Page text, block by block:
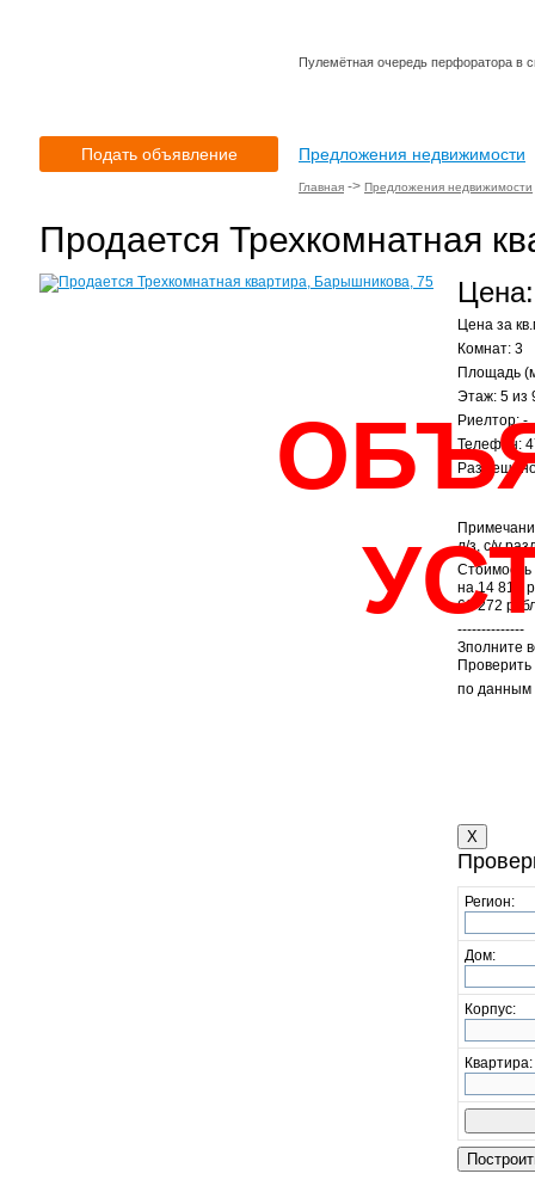
Пулемётная очередь перфоратора в
Подать объявление Предложения недвижимости
Главная -> Предложения недвижимости
Продается Трехкомнатная
Цена за
Комнат: 3
Площадь
Этаж: 5 из
Риелтор: -
Телефон:
л/з, с/у
Стоимость
на 14 817
60 272
--------------
Зполните
по данным
X
Регион:
Дом:
Корпус:
Квартира: